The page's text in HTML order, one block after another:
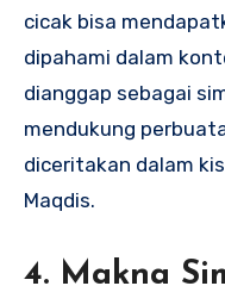
cicak bisa
dipahami dalam
dianggap sebagai
mendukung
diceritakan dalam
Maqdis.
4. Makna